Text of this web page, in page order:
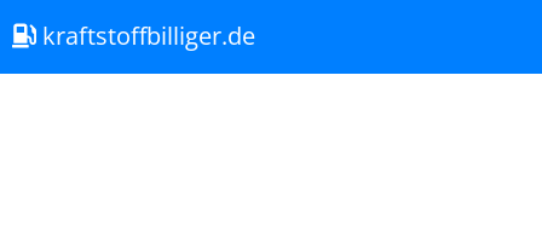
kraftstoffbilliger.de